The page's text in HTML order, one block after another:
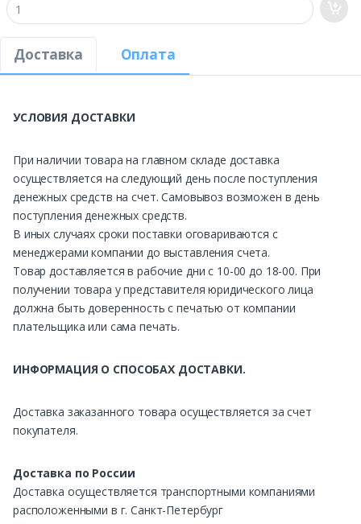
Доставка Оплата
УСЛОВИЯ ДОСТАВКИ
При наличии товара на главном складе доставка
осуществляется на следующий день после поступления
денежных средств на счет. Самовывоз возможен в день
поступления денежных средств.
В иных случаях сроки поставки оговариваются с
менеджерами компании до выставления счета.
Товар доставляется в рабочие дни с 10-00 до 18-00. При
получении товара у представителя юридического лица
должна быть доверенность с печатью от компании
плательщика или сама печать.
ИНФОРМАЦИЯ О СПОСОБАХ ДОСТАВКИ.
Доставка заказанного товара осуществляется за счет
покупателя.
Доставка по России
Доставка осуществляется транспортными компаниями
расположенными в г. Санкт-Петербург